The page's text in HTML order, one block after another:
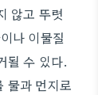
않고 뚜렷
나 이물질
될 수 있다.
물과 먼지로